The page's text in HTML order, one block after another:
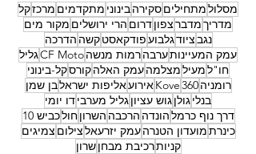
מסלולמתחיליםסקירהבינוני מתקדמים מרכזקל
מדריךמדברצפוןדרום הרי ירושלים מקור מים
נגבציודגלבועפודקאסטקשה הדרכה
עמק המעיינותערבהרמות מנשהCF Motoגליל
חו"למעילמצלמהעמק האלהקורסקל-בינוני
רומניה360
Koveאירועאליפות ישראלבן שמן
בנליגולןגוש עציוןגליל מערבידו יומי
דרך נוף כרמלהונדה הרכבה השרוןחולכביש 10
כינרתמועדון הטנרהעמק יזרעאלצילום צמיגים
קניותרכיבת מבחןשרון